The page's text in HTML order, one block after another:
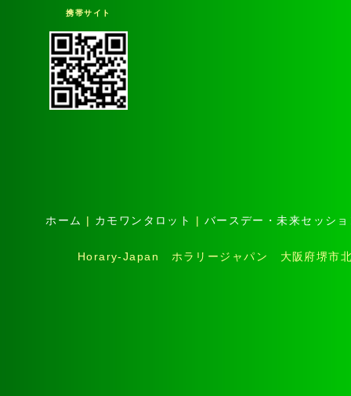
携帯サイト
ホーム | カモワンタロット | バースデー・未来セッシ
Horary-Japan ホラリージャパン 大阪府堺市